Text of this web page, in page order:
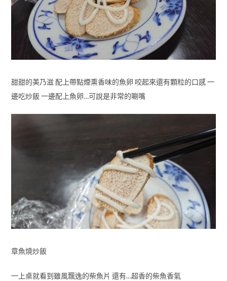
甜甜的美乃滋 配上帶點煙熏香味的魚卵 咬起來還有顆粒的口感 一
邊吃炒飯 一邊配上魚卵…可說是非常的唰嘴
章魚燒炒飯
一上桌就看到雖風飄逸的柴魚片 還有…超香的柴魚香氣